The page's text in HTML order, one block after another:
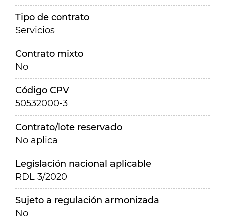
Tipo de contrato
Servicios
Contrato mixto
No
Código CPV
50532000-3
Contrato/lote reservado
No aplica
Legislación nacional aplicable
RDL 3/2020
Sujeto a regulación armonizada
No